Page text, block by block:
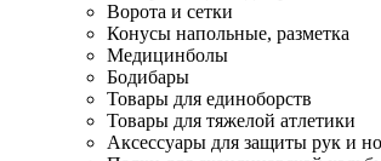
Ворота и сетки
Конусы напольные, разметка
Медицинболы
Бодибары
Товары для единоборств
Товары для тяжелой атлетики
Аксессуары для защиты рук и